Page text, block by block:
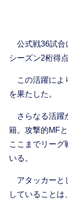
公式戦36試合
シーズン2桁得
この活躍によ
を果たした。
さらなる活躍
籍。攻撃的MF
ここまでリーグ
いる。
アタッカーと
していること